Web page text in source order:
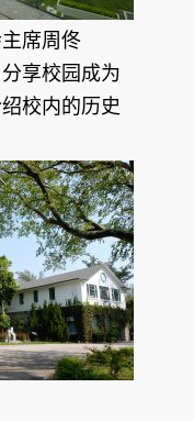
席周佟
享校园成为
校内的历史